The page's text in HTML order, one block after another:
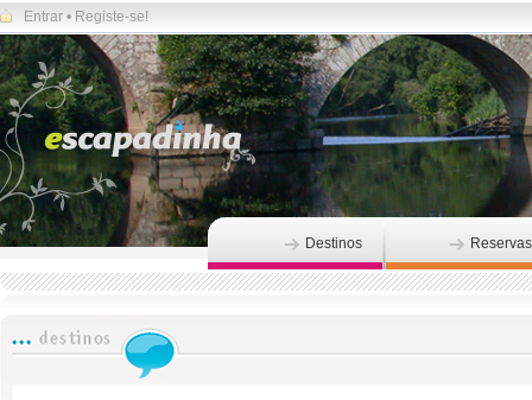
Entrar • Registe-se!
Destinos Reservas